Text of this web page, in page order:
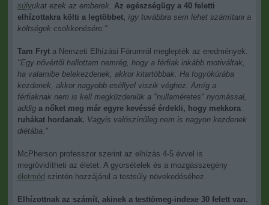
súlyukat ezek az emberek. Az egészségügy a 40 feletti
elhízottakra költi a legtöbbet, így továbbra sem lehet számítani a
költségek csökkenésére."
Tam Fryta Nemzeti Elhízási Fórumról meglepték az eredmények.
"Egy nővértől hallottam nemrég, hogy a férfiak inkább motiváltak,
ha valamibe belekezdenek, akkor kitartóbbak. Ha fogyókúrába
kezdenek, akkor nagyobb eséllyel viszik véghez. Amíg a
férfiaknak nem is kell megküzdeniük a "nullaméretes" nyomással,
addig a nőket meg már egyre kevéssé érdekli, hogy mekkora
ruhákat hordanak. Vagyis valószínűleg nem is nagyon kezdenek
diétába."
McPherson professzor szerint az elhízás 4-5 évvel is
megrövidítheti az életet. A gyorsételek és a mozgásszegény
életmód szintén hozzájárul a testsúly növekedéséhez.
Elhízottnak az számít, akinek a testtömeg-indexe 30 felett van.